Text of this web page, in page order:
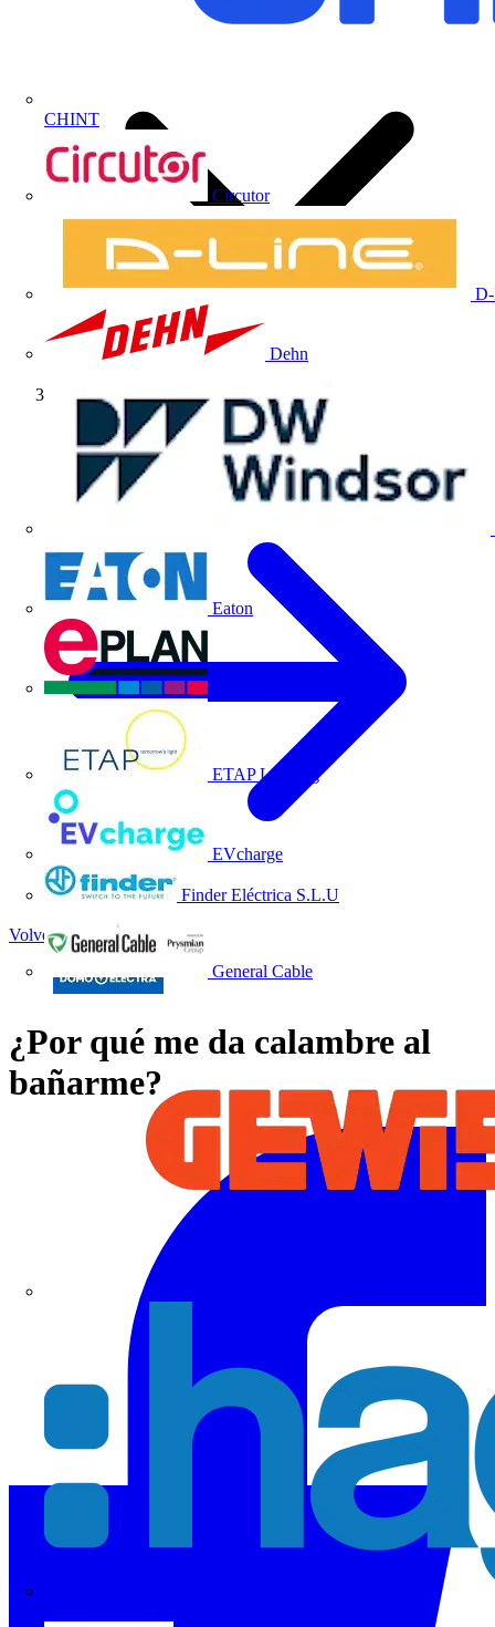
CHINT
Circutor
Dehn
Eaton
ETAP Lighting
EVcharge
Finder Eléctrica S.L.U
General Cable
Volti TV
Volver a Noticias
¿Por qué me da calambre al
bañarme?